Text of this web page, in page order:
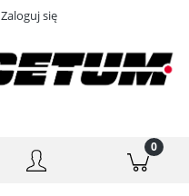
Zaloguj się